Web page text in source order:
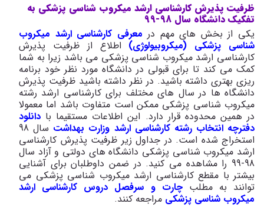
ظرفیت پذیرش کارشناسی ارشد میکروب شناسی پزشکی به
تفکیک دانشگاه سال 98-99
یکی از بخش های مهم در معرفی کارشناسی ارشد میکروب
شناسی پزشکی (میکروبیولوژی) اطلاع از ظرفیت پذیرش
کارشناسی ارشد میکروب شناسی پزشکی می باشد زیرا به شما
کمک می کند تا برای قبولی در دانشگاه مورد نظر خود برنامه
ریزی بهتری داشته باشید. در نظر داشته باشید ظرفیت پذیرش
دانشگاه ها در سال های مختلف برای کارشناسی ارشد رشته
میکروب شناسی پزشکی ممکن است متفاوت باشد اما معمولا
در همین محدوده قرار دارد. این اطلاعات مستقیما با دانلود
دفترچه انتخاب رشته کارشناسی ارشد وزارت بهداشت
سال 98
استخراج شده است. در جداول زیر ظرفیت پذیرش کارشناسی
ارشد میکروب شناسی پزشکی دانشگاه های دولتی و آزاد سال
98-99 را مشاهده می کنید. در ضمن داوطلبان برای آشنایی
بیشتر با مقطع کارشناسی ارشد میکروب شناسی پزشکی می
توانند به مطلبچارت و سرفصل دروس کارشناسی ارشد
میکروب شناسی پزشکی مراجعه کنند.